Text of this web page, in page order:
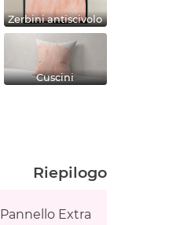
Zerbini antiscivolo
Cuscini
Riepilogo
Pannello Extra